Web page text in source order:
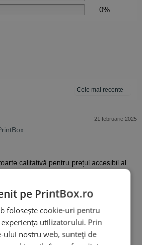
0%
21 februarie 2025
calitativă pentru prețul accesibil al
pe PrintBox.ro
folosește cookie-uri pentru
utilizatorului. Prin
ului nostru web, sunteți de